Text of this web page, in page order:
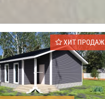
ХИТ ПРОДАЖ